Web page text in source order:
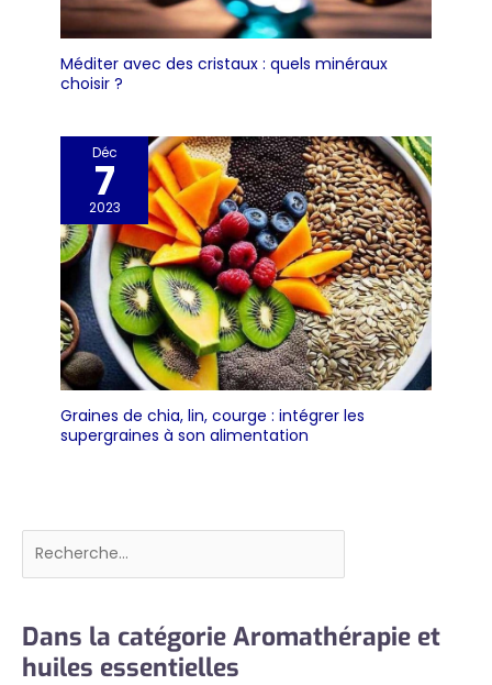
Méditer avec des cristaux : quels minéraux
choisir ?
Déc
7
2023
Graines de chia, lin, courge : intégrer les
supergraines à son alimentation
Rechercher
Dans la catégorie Aromathérapie et
huiles essentielles